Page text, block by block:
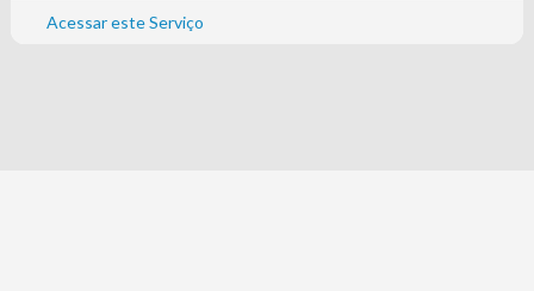
Acessar este Serviço